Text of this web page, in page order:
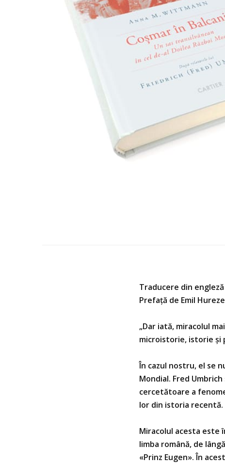
Traducere din
Prefață de Emil
„Dar iată, miracolul
microistorie, istorie şi
În cazul nostru, el se
Mondial. Fred
cercetătoare a
lor din istoria recentă.
Miracolul acesta este
limba română, de
«Prinz Eugen». În